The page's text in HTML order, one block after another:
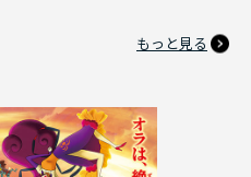
もっと見る